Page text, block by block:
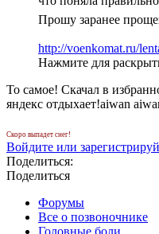
Прошу заранее
http://voenkomat.ru/
Нажмите для
То самое! Скачал в
яндекс отдыхает!aiwan
Скоро выпадет снег!
Войдите или
Поделиться:
Поделиться
Форумы
Все о позвоночнике
Головные боли